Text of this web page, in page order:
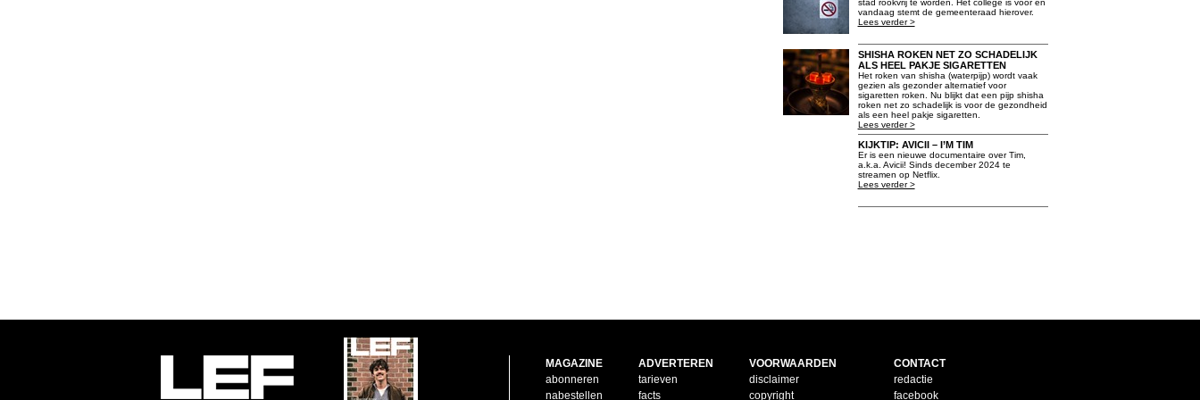
stad rookvrij te worden. Het college is voor en
vandaag stemt de gemeenteraad hierover.
Lees verder >
SHISHA ROKEN NET ZO SCHADELIJK
ALS HEEL PAKJE SIGARETTEN
Het roken van shisha (waterpijp) wordt vaak
gezien als gezonder alternatief voor
sigaretten roken. Nu blijkt dat een pijp shisha
roken net zo schadelijk is voor de gezondheid
als een heel pakje sigaretten.
Lees verder >
KIJKTIP: AVICII – I’M TIM
Er is een nieuwe documentaire over Tim,
a.k.a. Avicii! Sinds december 2024 te
streamen op Netflix.
Lees verder >
MAGAZINE
abonneren
nabestellen
ADVERTEREN
tarieven
facts
VOORWAARDEN
disclaimer
copyright
CONTACT
redactie
facebook